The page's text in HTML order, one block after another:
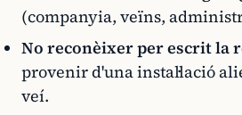
(companyia, veïns,
No reconèixer per escrit la
provenir d'una instal·lació
veí.